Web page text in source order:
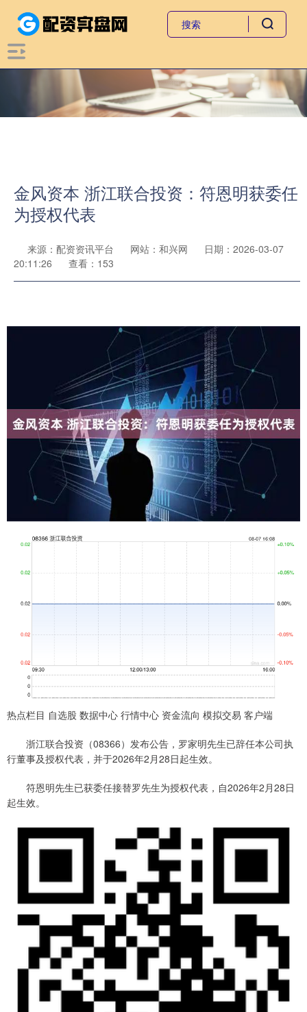
金风资本 浙江联合投资：符恩明获委任
为授权代表
来源：配资资讯平台 网站：和兴网
日期：2026-03-07
20:11:26
查看：153
热点栏目 自选股 数据中心 行情中心 资金流向 模拟交易 客户端
浙江联合投资（08366）发布公告，罗家明先生已辞任本公司执
行董事及授权代表，并于2026年2月28日起生效。
符恩明先生已获委任接替罗先生为授权代表，自2026年2月28日
起生效。